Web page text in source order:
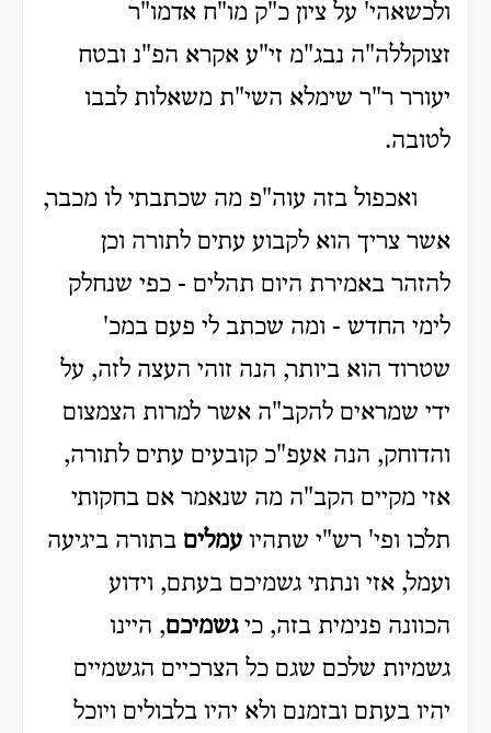
ולכשאהי' על ציון כ"ק מו"ח אדמו"ר
זצוקללה"ה נבג"מ זי"ע אקרא הפ"נ ובטח
יעורר ר"ר שימלא השי"ת משאלות לבבו
לטובה.
ואכפול בזה עוה"פ מה שכתבתי לו מכבר,
אשר צריך הוא לקבוע עתים לתורה וכן
להזהר באמירת היום תהלים - כפי שנחלק
לימי החדש - ומה שכתב לי פעם במכ'
שטרוד הוא ביותר, הנה זוהי העצה לזה, על
ידי שמראים להקב"ה אשר למרות הצמצום
והדוחק, הנה אעפ"כ קובעים עתים לתורה,
אזי מקיים הקב"ה מה שנאמר אם בחקותי
תלכו ופי' רש"י שתהיו עמלים בתורה ביגיעה
ועמל, אזי ונתתי גשמיכם בעתם, וידוע
הכוונה פנימית בזה, כיגשמיכם, היינו
גשמיות שלכם שגם כל הצרכיים הגשמיים
יהיו בעתם ובזמנם ולא יהיו בלבולים ויוכל